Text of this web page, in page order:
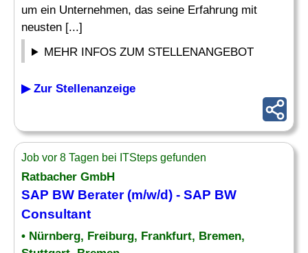
um ein Unternehmen, das seine Erfahrung mit
neusten [...]
MEHR INFOS ZUM STELLENANGEBOT
▶ Zur Stellenanzeige
Job vor 8 Tagen bei ITSteps gefunden
Ratbacher GmbH
SAP BW Berater(m/w/d) - SAP BW
Consultant
• Nürnberg, Freiburg, Frankfurt, Bremen,